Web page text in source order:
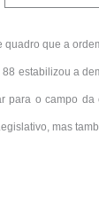
que a
estabilizou a
para o campo da
mas